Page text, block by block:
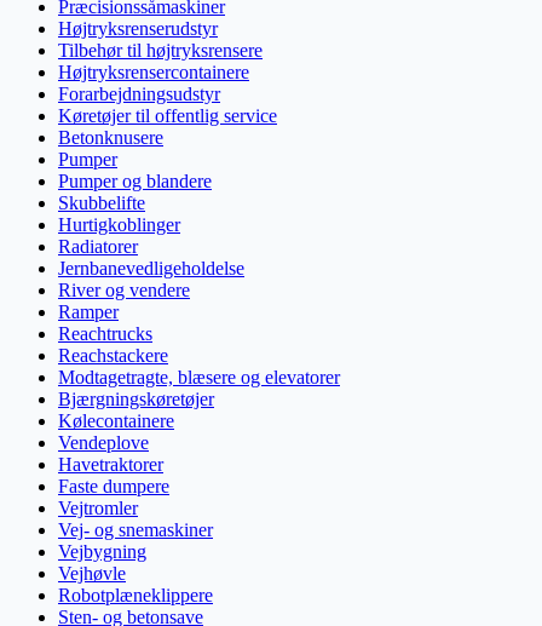
Præcisionssåmaskiner
Højtryksrenserudstyr
Tilbehør til højtryksrensere
Højtryksrensercontainere
Forarbejdningsudstyr
Køretøjer til offentlig service
Betonknusere
Pumper
Pumper og blandere
Skubbelifte
Hurtigkoblinger
Radiatorer
Jernbanevedligeholdelse
River og vendere
Ramper
Reachtrucks
Reachstackere
Modtagetragte, blæsere og elevatorer
Bjærgningskøretøjer
Kølecontainere
Vendeplove
Havetraktorer
Faste dumpere
Vejtromler
Vej- og snemaskiner
Vejbygning
Vejhøvle
Robotplæneklippere
Sten- og betonsave